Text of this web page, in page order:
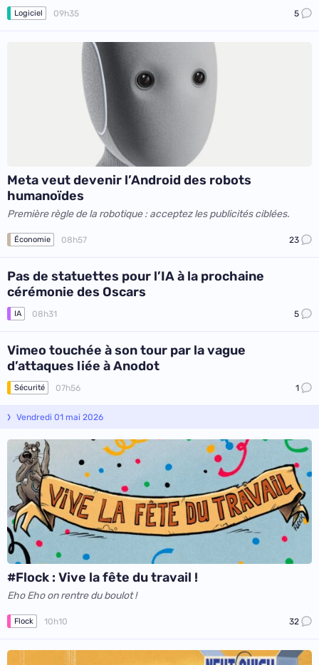
Logiciel 09h35 5
Meta veut devenir l’Android des robots
humanoïdes
Première règle de la robotique : acceptez les publicités ciblées.
Économie 08h57 23
Pas de statuettes pour l’IA à la prochaine
cérémonie des Oscars
IA 08h31 5
Vimeo touchée à son tour par la vague
d’attaques liée à Anodot
Sécurité 07h56 1
Vendredi 01 mai 2026
#Flock : Vive la fête du travail !
Eho Eho on rentre du boulot !
Flock 10h10 32